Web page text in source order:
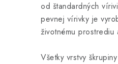
od štandardných
pevnej vírivky je
životnému prostrediu
Všetky vrstvy